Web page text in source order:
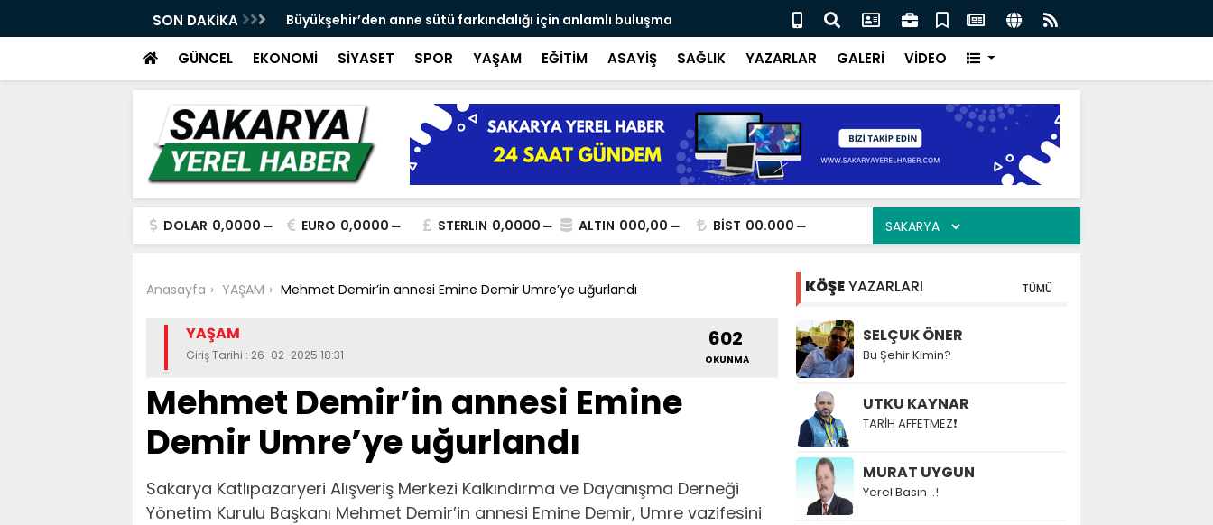
SON DAKİKA
ve spor yatırımlarını hayata geçirmeye Büyükşehir’den anne sütü farkındalığı için anlamlı buluşma Ateş savaşçılarının zamana karşı yarışı faciaların önüne geçti
GÜNCEL EKONOMİ SİYASET SPOR YAŞAM EĞİTİM ASAYİŞ SAĞLIK YAZARLAR GALERİ VİDEO
DOLAR 0,0000 EURO 0,0000 STERLIN 0,0000 ALTIN 000,00 BİST 00.000
Anasayfa YAŞAM Mehmet Demir’in annesi Emine Demir Umre’ye uğurlandı
YAŞAM
Giriş Tarihi : 26-02-2025 18:31
602
OKUNMA
Mehmet Demir’in annesi Emine
Demir Umre’ye uğurlandı
Sakarya Katlıpazaryeri Alışveriş Merkezi Kalkındırma ve Dayanışma Derneği
Yönetim Kurulu Başkanı Mehmet Demir’in annesi Emine Demir, Umre vazifesini
KÖŞEYAZARLARI TÜMÜ
SELÇUK ÖNER
Bu Şehir Kimin?
UTKU KAYNAR
TARİH AFFETMEZ❗
MURAT UYGUN
Yerel Basın ..!